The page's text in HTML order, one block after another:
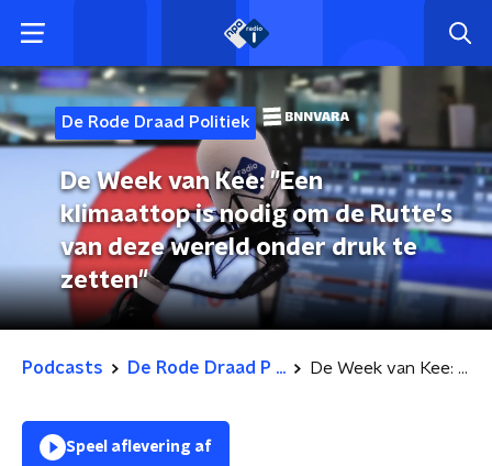
De Rode Draad Politiek
De Week van Kee: "Een
klimaattop is nodig om de Rutte's
van deze wereld onder druk te
zetten"
Podcasts De Rode Draad P ... De Week van Kee: "Een klimaattop is nodig om de Rutte's van deze wereld onder druk te zetten"
Speel aflevering af